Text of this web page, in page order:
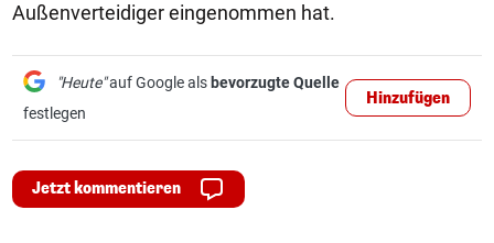
Außenverteidiger eingenommen hat.
"Heute"auf Google als bevorzugte Quelle
festlegen
Hinzufügen
Jetzt kommentieren